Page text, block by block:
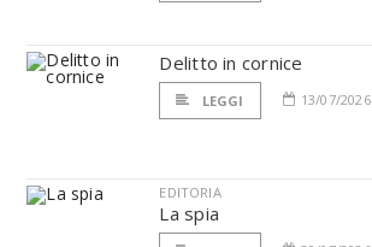
Delitto in cornice
LEGGI 13/07/2026
EDITORIA
La spia